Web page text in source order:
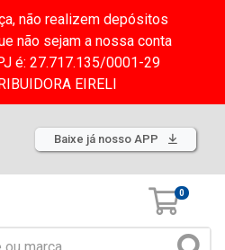
não realizem depósitos
não sejam a nossa conta
é: 27.717.135/0001-29
EIRELI
Baixe já nosso APP
0